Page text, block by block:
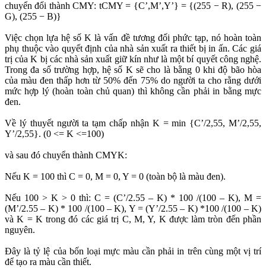
chuyển đổi thành CMY: tCMY = {C’,M’,Y’} = {(255 − R), (255 −
G), (255 − B)}
Việc chọn lựa hệ số K là vấn đề tương đối phức tạp, nó hoàn toàn
phụ thuộc vào quyết định của nhà sản xuất ra thiết bị in ấn. Các giá
trị của K bị các nhà sản xuất giữ kín như là một bí quyết công nghệ.
Trong đa số trường hợp, hệ số K sẽ cho là bằng 0 khi độ bão hòa
của màu đen thấp hơn từ 50% đến 75% do người ta cho rằng dưới
mức hợp lý (hoàn toàn chủ quan) thì không cần phải in bằng mực
đen.
Về lý thuyết người ta tạm chấp nhận K = min {C’/2,55, M’/2,55,
Y’/2,55}. (0 <= K <=100)
và sau đó chuyển thành CMYK:
Nếu K = 100 thì C = 0, M = 0, Y = 0 (toàn bộ là màu đen).
Nếu 100 > K > 0 thì: C = (C’/2.55 – K) * 100 /(100 – K), M =
(M’/2.55 – K) * 100 /(100 – K), Y = (Y’/2.55 – K) *100 /(100 – K)
và K = K trong đó các giá trị C, M, Y, K được làm tròn đến phần
nguyên.
Đây là tỷ lệ của bốn loại mực màu cần phải in trên cùng một vị trí
để tạo ra màu cần thiết.